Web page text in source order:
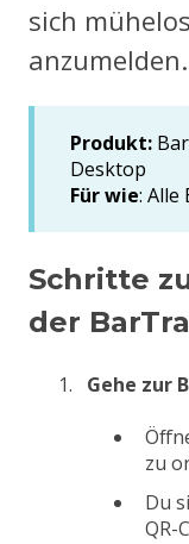
sich
anzumelden.
Produkt:
Desktop
Für wie: Alle
Schritte
der
Gehe zur
zu
Du
QR-